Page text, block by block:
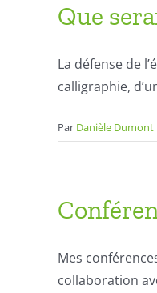
Que
La défense de
calligraphie,
Par Danièle Dumont
Mes
collaboration